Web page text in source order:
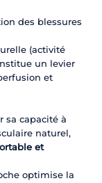
des blessures
(activité
un levier
et
sa capacité à
naturel,
et
optimise la